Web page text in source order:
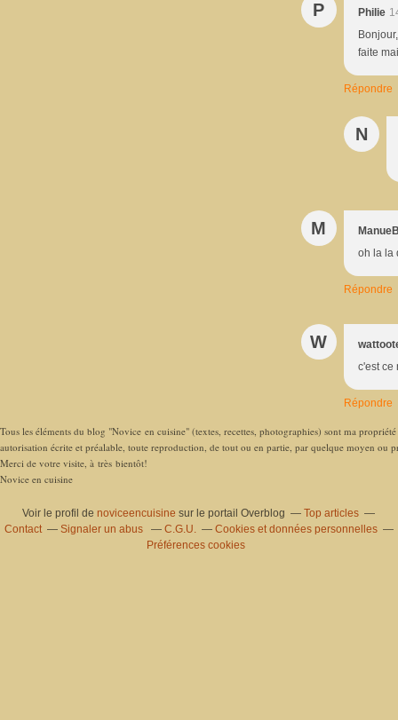
P Philie
faite
Répondre
N
M
oh la la
Répondre
W
c'est ce
Répondre
Tous les éléments du blog "Novice en cuisine" (textes, recettes, photographies) sont ma
autorisation écrite et préalable, toute reproduction, de tout ou en partie, par quelque moyen ou
Merci de votre visite, à très bientôt!
Novice en cuisine
Voir le profil denoviceencuisine sur le portail Overblog
Top articles
Contact
Signaler un abus C.G.U.
Cookies et données personnelles
Préférences cookies